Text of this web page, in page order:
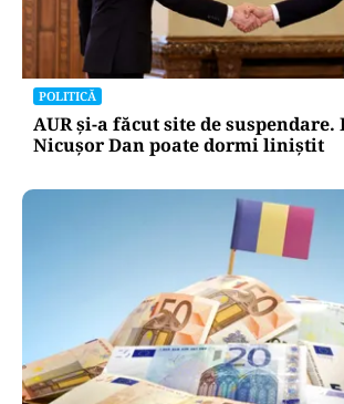
POLITICĂ
AUR și-a făcut site de suspendare.
Nicușor Dan poate dormi liniștit